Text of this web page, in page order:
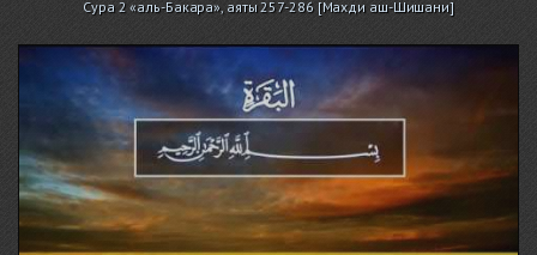
Сура 2 «аль-Бакара», аяты 257-286 [Махди аш-Шишани]